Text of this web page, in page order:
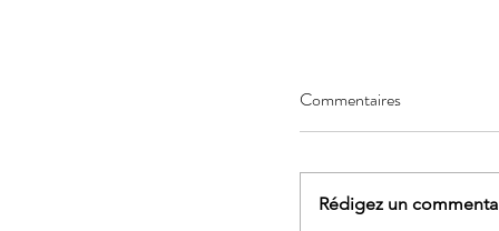
Commentaires
Rédigez un